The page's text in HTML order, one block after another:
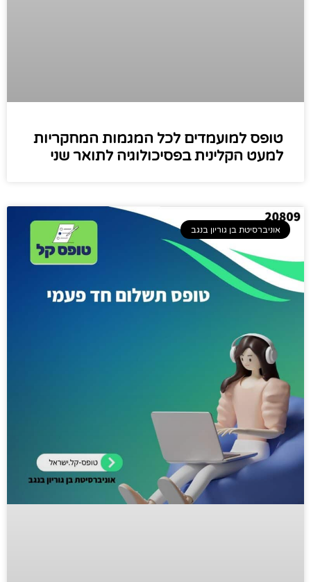
טופס למועמדים לכל המגמות המחקריות
למעט הקלינית בפסיכולוגיה לתואר שני
אוניברסיטת בן גוריון בנגב